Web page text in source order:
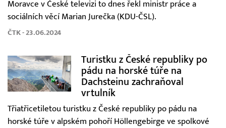
Moravce v České televizi to dnes řekl ministr práce a
sociálních věcí Marian Jurečka (KDU-ČSL).
ČTK - 23.06.2024
Turistku z České republiky po
pádu na horské túře na
Dachsteinu zachraňoval
vrtulník
Třiatřicetiletou turistku z České republiky po pádu na
horské túře v alpském pohoří Höllengebirge ve spolkové